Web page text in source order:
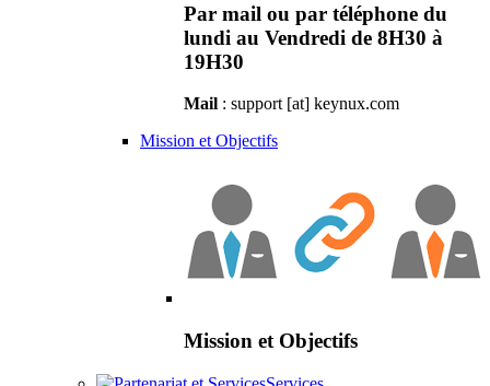
Par mail ou par téléphone du
lundi au Vendredi de 8H30 à
19H30
Mail : support [at] keynux.com
Mission et Objectifs
Mission et Objectifs